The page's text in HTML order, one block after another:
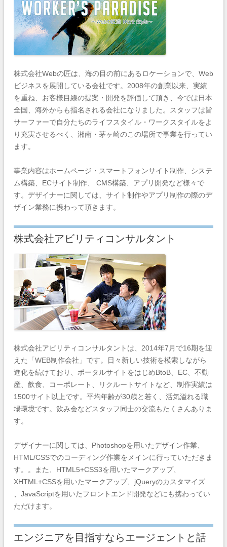
株式会社Webの匠は、海の目の前にあるロケーションで、Web
ビジネスを展開している会社です。2008年の創業以来、実績
を重ね、お客様目線の提案・開発を評価して頂き、今では日本
全国、海外からも指名される会社になりました。スタッフは皆
サーファーで自分たちのライフスタイル・ワークスタイルをよ
り充実させるべく、湘南・茅ヶ崎のこの場所で事業を行ってい
ます。
事業内容はホームページ・スマートフォンサイト制作、システ
ム構築、ECサイト制作、 CMS構築、アプリ開発など様々で
す。デザイナーに関しては、サイト制作やアプリ制作の際のデ
ザイン業務に携わって頂きます。
株式会社アビリティコンサルタント
株式会社アビリティコンサルタントは、2014年7月で16期を迎
えた「WEB制作会社」です。日々新しい技術を模索しながら
進化を続けており、ポータルサイトをはじめBtoB、EC、不動
産、飲食、コーポレート、リクルートサイトなど、制作実績は
1500サイト以上です。平均年齢が30歳と若く、活気溢れる職
場環境です。飲み会などスタッフ同士の交流もたくさんありま
す。
デザイナーに関しては、Photoshopを用いたデザイン作業、
HTML/CSSでのコーディング作業をメインに行っていただきま
す。。また、HTML5+CSS3を用いたマークアップ、
XHTML+CSSを用いたマークアップ、jQueryのカスタマイズ
、JavaScriptを用いたフロントエンド開発などにも携わってい
ただけます。
エンジニアを目指すならエージェントと話